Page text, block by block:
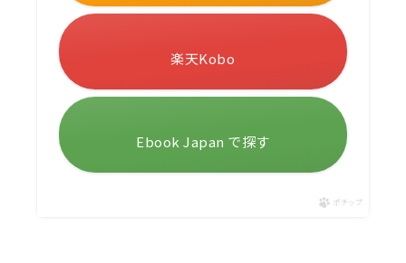
楽天Kobo
Ebook Japan で探す
ポチップ